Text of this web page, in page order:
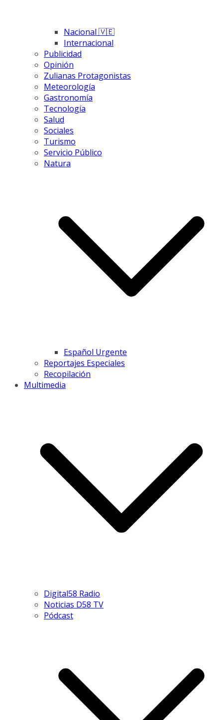
Nacional 🇻🇪
Internacional
Publicidad
Opinión
Zulianas Protagonistas
Meteorología
Gastronomía
Tecnología
Salud
Sociales
Turismo
Servicio Público
Natura
Español Urgente
Reportajes Especiales
Recopilación
Multimedia
Digital58 Radio
Noticias D58 TV
Pódcast